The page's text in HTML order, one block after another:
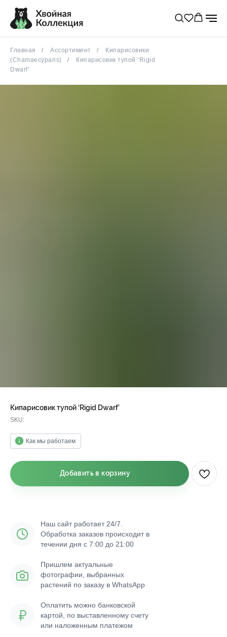
Главная Ассортимент
Кипарисовики
(Chamaecyparis)
Кипарисовик тупой ‘Rigid
Dwarf’
Кипарисовик тупой ‘Rigid Dwarf’
SKU:
Как мы работаем
Добавить в корзину
Наш сайт работает 24/7.
Обработка заказов происходит в
течении дня с 7:00 до 21:00
Пришлем актуальные
фотографии, выбранных
растений по заказу в WhatsApp
Оплатить можно банковской
картой, по выставленному счету
или наложенным платежом